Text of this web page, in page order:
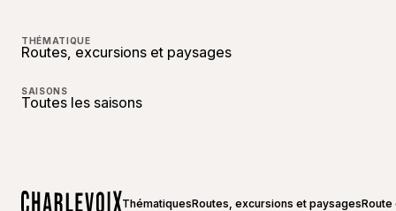
THÉMATIQUE
Routes, excursions et paysages
SAISONS
Toutes les saisons
ThématiquesRoutes, excursions et paysagesRoute